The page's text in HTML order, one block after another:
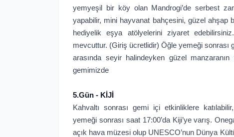
yemyeşil bir köy olan Mandrogi’de serbest
yapabilir, mini hayvanat bahçesini, güzel ahşap
hediyelik eşya atölyelerini ziyaret
mevcuttur. (Giriş ücretlidir) Öğle yemeği sonrası
arasında seyir halindeyken güzel
gemimizde
5.Gün - KİJİ
Kahvaltı sonrası gemi içi etkinliklere
yemeği sonrası saat 17:00’da Kiji’ye varış.
açık hava müzesi olup UNESCO’nun Dünya